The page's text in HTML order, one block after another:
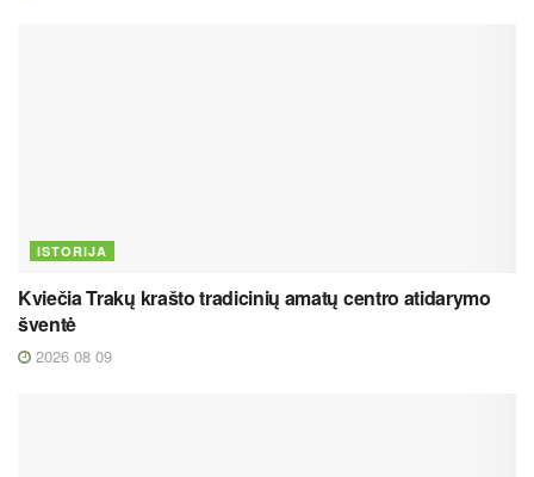
ISTORIJA
Kviečia Trakų krašto tradicinių amatų centro atidarymo
šventė
2026 08 09